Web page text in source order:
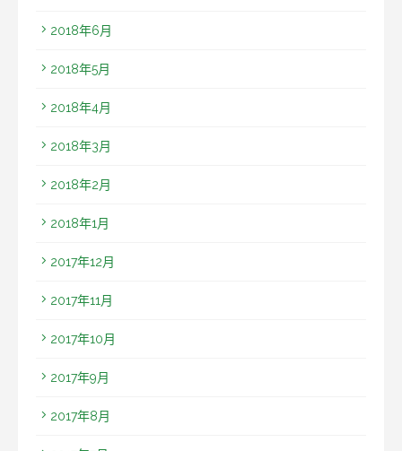
2018年6月
2018年5月
2018年4月
2018年3月
2018年2月
2018年1月
2017年12月
2017年11月
2017年10月
2017年9月
2017年8月